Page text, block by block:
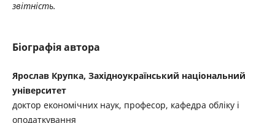
звітність.
Біографія автора
Ярослав Крупка, Західноукраїнський національний
університет
доктор економічних наук, професор, кафедра обліку і
оподаткування